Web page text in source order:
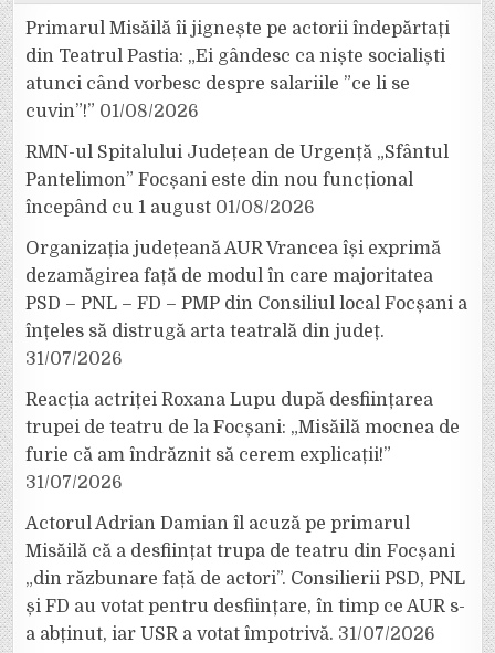
Primarul Misăilă îi jignește pe actorii îndepărtați
din Teatrul Pastia: „Ei gândesc ca niște socialiști
atunci când vorbesc despre salariile ”ce li se
cuvin”!” 01/08/2026
RMN-ul Spitalului Județean de Urgență „Sfântul
Pantelimon” Focșani este din nou funcțional
începând cu 1 august 01/08/2026
Organizația județeană AUR Vrancea își exprimă
dezamăgirea față de modul în care majoritatea
PSD – PNL – FD – PMP din Consiliul local Focșani a
înțeles să distrugă arta teatrală din județ.
31/07/2026
Reacția actriței Roxana Lupu după desființarea
trupei de teatru de la Focșani: „Misăilă mocnea de
furie că am îndrăznit să cerem explicații!”
31/07/2026
Actorul Adrian Damian îl acuză pe primarul
Misăilă că a desființat trupa de teatru din Focșani
„din răzbunare față de actori”. Consilierii PSD, PNL
și FD au votat pentru desființare, în timp ce AUR s-
a abținut, iar USR a votat împotrivă. 31/07/2026